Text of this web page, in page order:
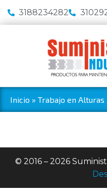
3188234282
Inicio » Trabajo en Alturas
© 2016 – 2026